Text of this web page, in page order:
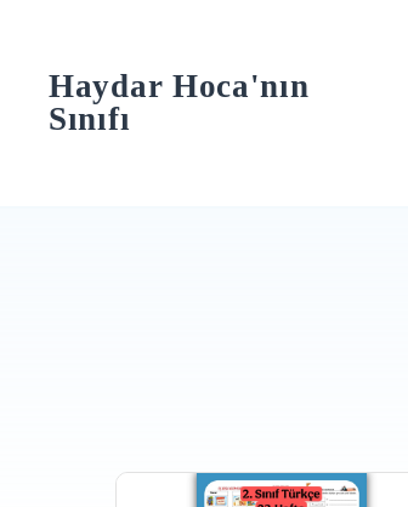
contentHaydar Hoca'nın
Sınıfı